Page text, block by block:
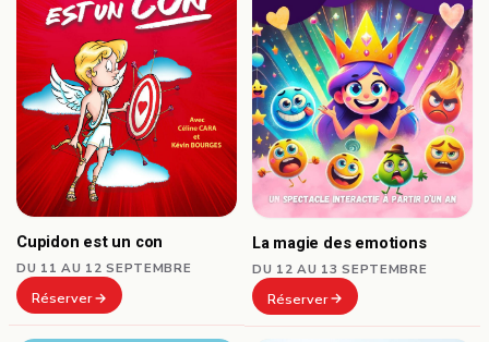
Cupidon est un con
DU 11 AU 12 SEPTEMBRE
Réserver
La magie des emotions
DU 12 AU 13 SEPTEMBRE
Réserver